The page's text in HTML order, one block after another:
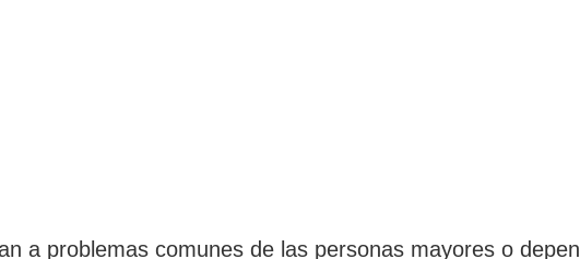
a problemas comunes de las personas mayores o